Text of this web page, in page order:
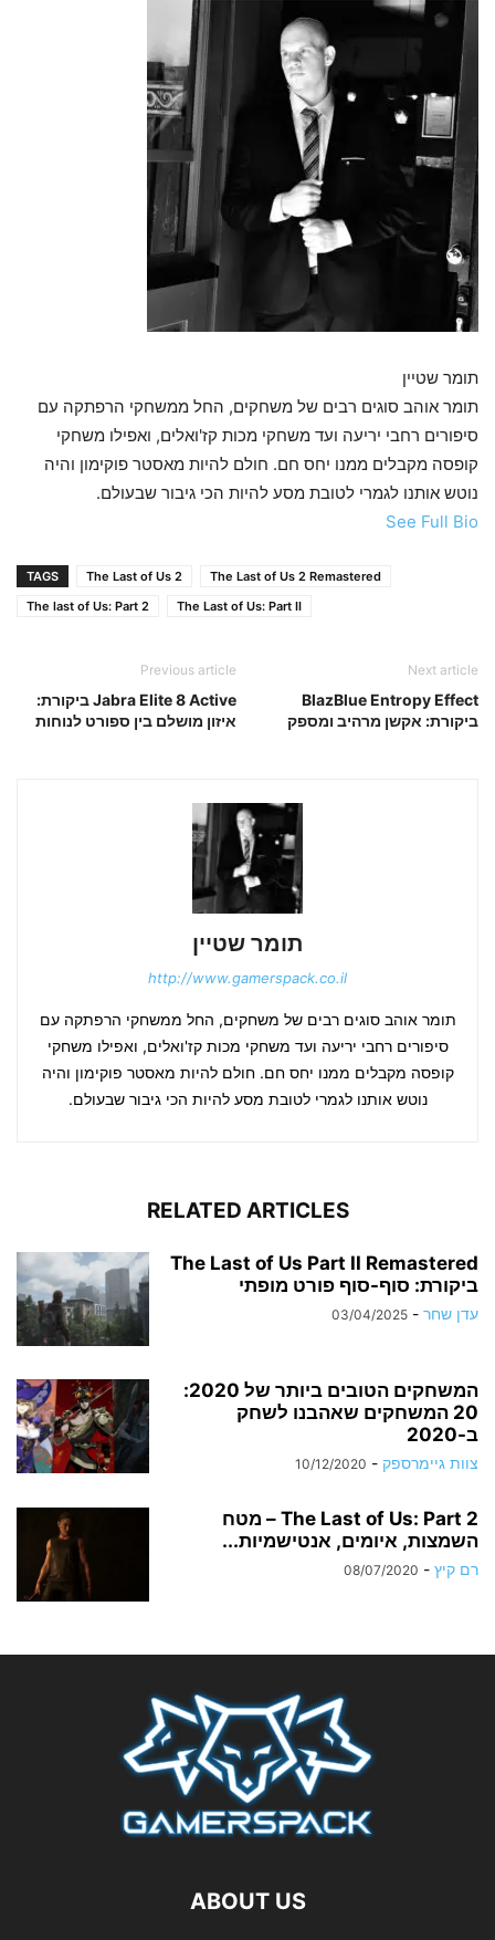
תומר שטיין
תומר אוהב סוגים רבים של משחקים, החל ממשחקי הרפתקה עם
סיפורים רחבי יריעה ועד משחקי מכות קז'ואלים, ואפילו משחקי
קופסה מקבלים ממנו יחס חם. חולם להיות מאסטר פוקימון והיה
נוטש אותנו לגמרי לטובת מסע להיות הכי גיבור שבעולם.
See Full Bio
TAGS The Last of Us 2
The Last of Us 2 Remastered
The last of Us: Part 2
The Last of Us: Part II
Previous article
Jabra Elite 8 Active ביקורת:
איזון מושלם בין ספורט לנוחות
Next article
BlazBlue Entropy Effect
ביקורת: אקשן מרהיב ומספק
תומר שטיין
http://www.gamerspack.co.il
תומר אוהב סוגים רבים של משחקים, החל ממשחקי הרפתקה עם
סיפורים רחבי יריעה ועד משחקי מכות קז'ואלים, ואפילו משחקי
קופסה מקבלים ממנו יחס חם. חולם להיות מאסטר פוקימון והיה
נוטש אותנו לגמרי לטובת מסע להיות הכי גיבור שבעולם.
RELATED ARTICLES
The Last of Us Part II Remastered
ביקורת: סוף-סוף פורט מופתי
עדן שחר -
03/04/2025
המשחקים הטובים ביותר של 2020:
20 המשחקים שאהבנו לשחק
ב-2020
צוות גיימרספק -
10/12/2020
The Last of Us: Part 2 – מטח
השמצות, איומים, אנטישמיות...
רם קיץ -
08/07/2020
ABOUT US